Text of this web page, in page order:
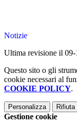
Notizie
Ultima revisione il 09-
Questo sito o gli
cookie necessari al
COOKIE POLICY.
Personalizza Rifiuta
Gestione cookie